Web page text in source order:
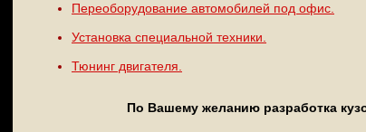
Переоборудование автомобилей под офис.
Установка специальной техники.
Тюнинг двигателя.
По Вашему желанию разработка